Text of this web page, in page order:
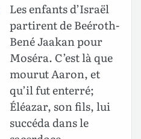
Les enfants d’Israël
partirent de Beéroth-
Bené Jaakan pour
Moséra. C’est là que
mourut Aaron, et
qu’il fut enterré;
Éléazar, son fils, lui
succéda dans le